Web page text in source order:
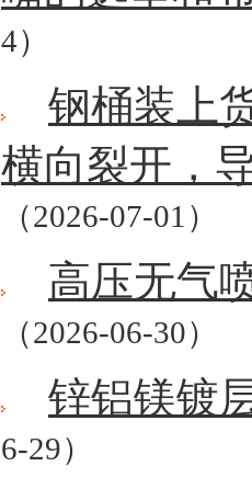
4）
钢桶装上
横向裂开，
（2026-07-01）
高压无气
（2026-06-30）
锌铝镁镀
6-29）